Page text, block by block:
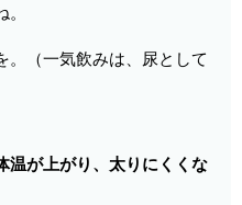
。（一気飲みは、尿として
温が上がり 、太りにくくな